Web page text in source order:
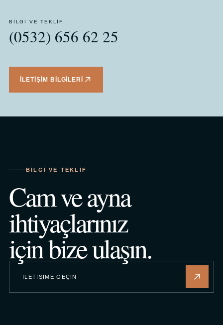
BILGI VE TEKLIF
(0532) 656 62 25
İLETIŞIM BILGILERI
BILGI VE TEKLIF
Cam ve ayna
ihtiyaçlarınız
için bize ulaşın.
İLETIŞIME GEÇIN